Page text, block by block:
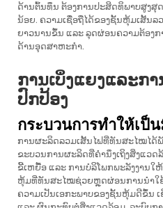
ດ້ານຕົ້ນທຶນ ຕ້ອງການປະສິດທິພາບສູງ
ນ້ອຍ. ຄວາມເຊື່ອຖືໄດ້ຂອງຊັ້ນຫຸ້ມເສັ້ນລ
ຍາວນານຂຶ້ນ ແລະ ລຸດຜ່ອນຄວາມຕ້ອງ
ດ້ານອຸດສາຫະກຳ.
ການເບິ່ງແຍງແລະກ
ປົກປ້ອງ
กระบวนการทำให้เป็
ການຜະລິດລວມເສັ້ນໄຟທີ່ທັນສະໄໝໄດ້
ຂະບວນການຜະລິດທີ່ຄຳນຶງເຖິງສິ່ງແວ
ຂີ້ເຫຍື້ອ ແລະ ການບໍລິໂພກພະລັງງານ
ຫຸ້ມທີ່ທັນສະໄໝຊ່ວຍຫຼຸດຜ່ອນການນຳໃ
ຄວາມເປັນເອກະພາບຂອງຊັ້ນຫຸ້ມດີຂຶ້ນ